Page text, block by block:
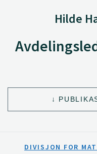
Hilde
DIVISJON FOR